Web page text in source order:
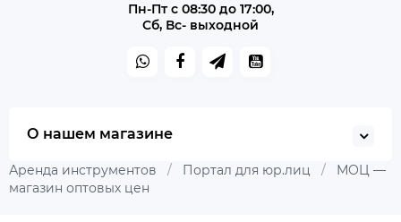
Пн-Пт с 08:30 до 17:00,
Сб, Вс- выходной
О нашем магазине
Аренда инструментов / Портал для юр.лиц /
МОЦ —
магазин оптовых цен